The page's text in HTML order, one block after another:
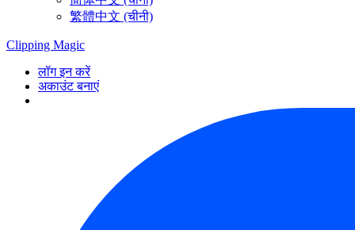
繁體中文 (चीनी)
Clipping Magic
लॉग इन करें
अकाउंट बनाएं